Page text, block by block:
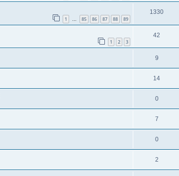
1 … 85 86 87 88 89
1330
1 2 3
42
9
14
0
7
0
2